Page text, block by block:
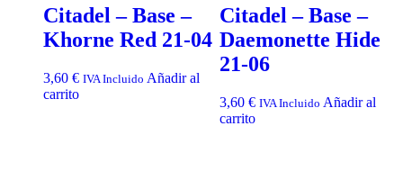
Citadel – Base –
Khorne Red 21-04
3,60 € IVA Incluido Añadir al
carrito
Citadel – Base –
Daemonette Hide
21-06
3,60 € IVA Incluido Añadir al
carrito